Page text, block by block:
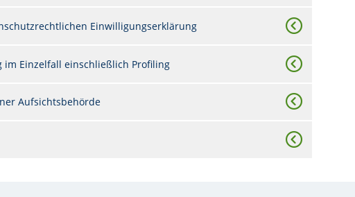
Einwilligungserklärung
im Einzelfall einschließlich Profiling
Aufsichtsbehörde